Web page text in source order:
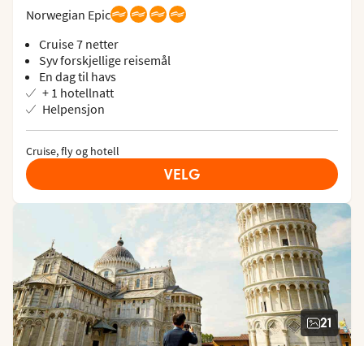
Norwegian Epic
Cruise 7 netter
Syv forskjellige reisemål
En dag til havs
+ 1 hotellnatt
Helpensjon
Cruise, fly og hotell
VELG
21